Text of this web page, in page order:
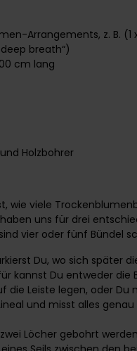
Arrangements, z. B. (1
breath“)
cm lang
Holzbohrer
wie viele
uns für drei
vier oder fünf Bündel
Du, wo sich später
kannst Du entweder die
die Leiste legen, oder Du
und misst alles genau
Löcher gebohrt